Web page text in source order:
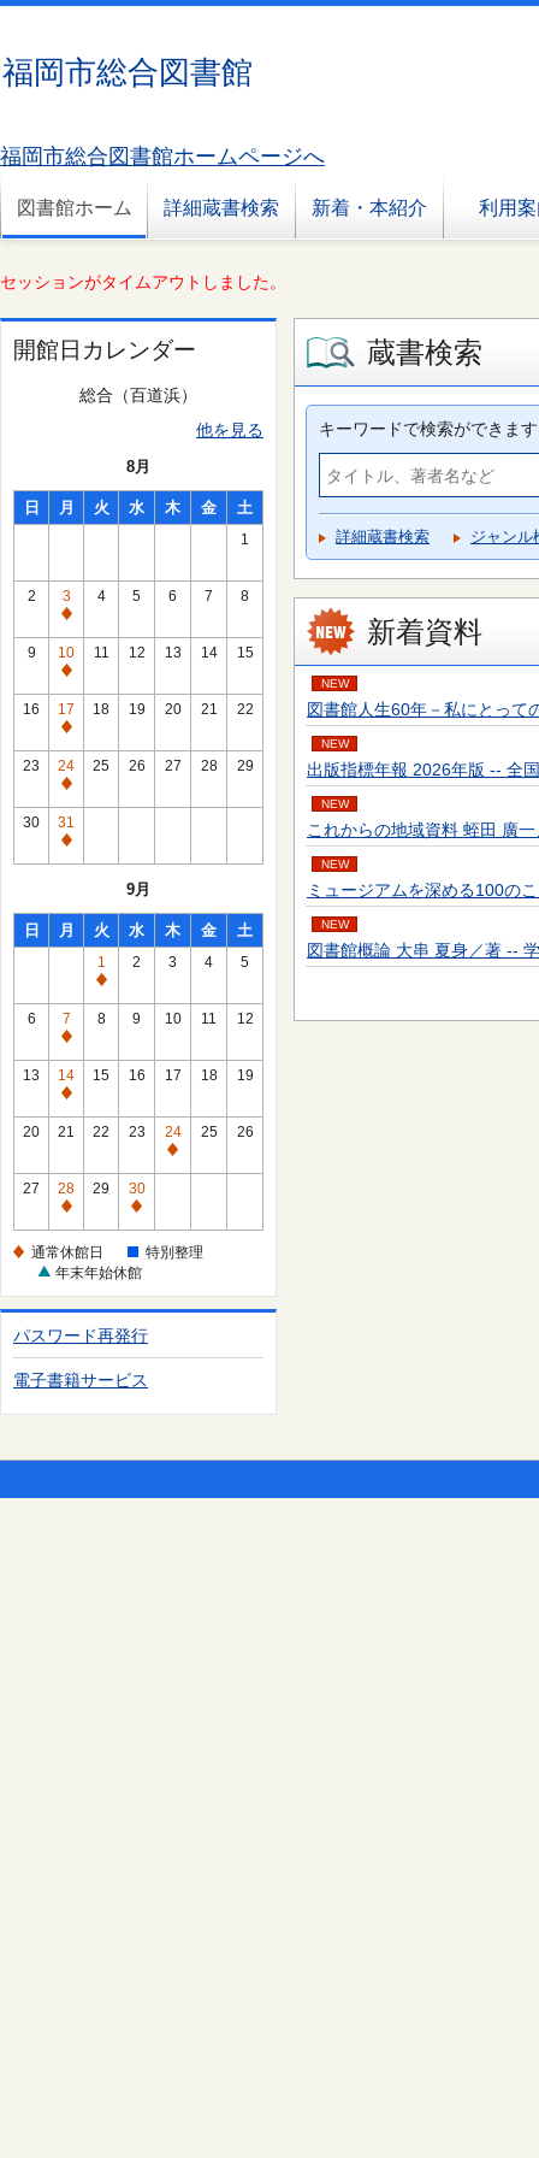
福岡市総合図書館
福岡市総合図書館ホームページへ
図書館ホーム 詳細蔵書検索 新着・本紹介 利用
セッションがタイムアウトしました。
開館日カレンダー
総合（百道浜）
他を見る
8月
日 月 火 水 木 金 土
1
2
3
通
常
休
館
日
4 5 6 7 8
9
10
通
常
休
館
日
11 12 13 14 15
16
17
通
常
休
館
日
18 19 20 21 22
23
24
通
常
休
館
25 26 27 28 29
30
31
通
館
日
9月
日 月 火 水 木 金 土
1
通
常
館
2 3 4 5
6
7
通
常
休
館
8 9 10 11 12
13
14
通
常
館
日
15 16 17 18 19
20 21 22 23
24
通
館
日
25 26
27
28
通
休
日
29
30
通
休
日
通常休館日
特別整理
年末年始休館
パスワード再発行
電子書籍サービス
蔵書検索
キーワードで検索ができます
詳細蔵書検索 ジャンル
新着資料
NEW
図書館人生60年－私にとっ
NEW
出版指標年報 2026年版 -- 全
NEW
これからの地域資料 蛭田 廣
NEW
ミュージアムを深める100の
NEW
図書館概論 大串 夏身／著 --